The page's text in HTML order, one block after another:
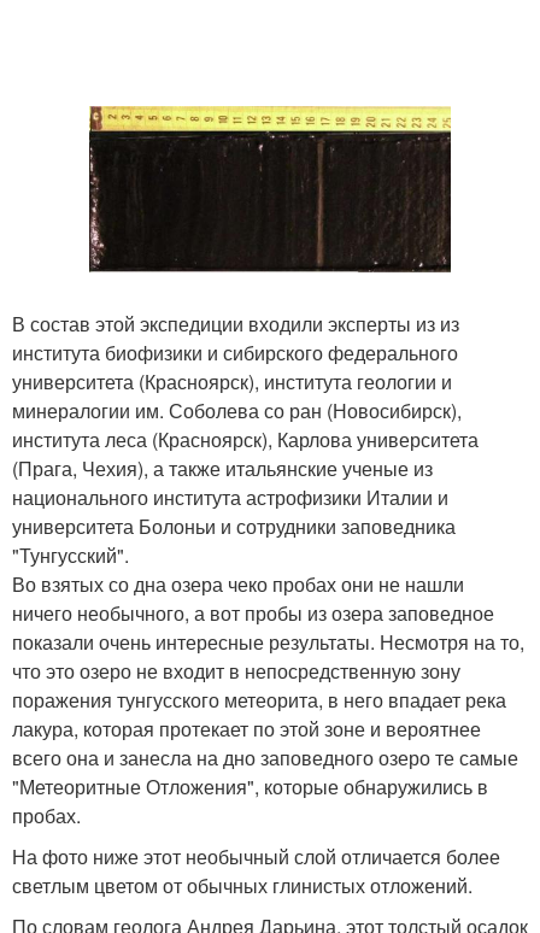
В состав этой экспедиции входили эксперты из из
института биофизики и сибирского федерального
университета (Красноярск), института геологии и
минералогии им. Соболева со ран (Новосибирск),
института леса (Красноярск), Карлова университета
(Прага, Чехия), а также итальянские ученые из
национального института астрофизики Италии и
университета Болоньи и сотрудники заповедника
"Тунгусский".
Во взятых со дна озера чеко пробах они не нашли
ничего необычного, а вот пробы из озера заповедное
показали очень интересные результаты. Несмотря на то,
что это озеро не входит в непосредственную зону
поражения тунгусского метеорита, в него впадает река
лакура, которая протекает по этой зоне и вероятнее
всего она и занесла на дно заповедного озеро те самые
"Метеоритные Отложения", которые обнаружились в
пробах.
На фото ниже этот необычный слой отличается более
светлым цветом от обычных глинистых отложений.
По словам геолога Андрея Дарьина, этот толстый осадок